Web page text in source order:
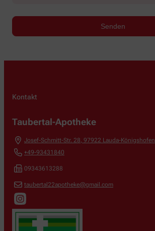
Kontakt
Taubertal-Apotheke
Josef-Schmitt-Str. 28, 97922 Lauda-Königshofen
+49-93431840
09343613288
taubertal22apotheke@gmail.com